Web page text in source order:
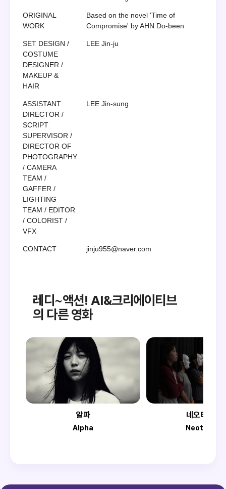
ORIGINAL
WORK
Based on the novel 'Time of
Compromise' by AHN Do-been
SET DESIGN /
COSTUME
DESIGNER /
MAKEUP &
HAIR
LEE Jin-ju
ASSISTANT
DIRECTOR /
SCRIPT
SUPERVISOR /
DIRECTOR OF
PHOTOGRAPHY
/ CAMERA
TEAM /
GAFFER /
LIGHTING
TEAM / EDITOR
/ COLORIST /
VFX
LEE Jin-sung
CONTACT jinju955@naver.com
레디~액션! AI&크리에이티브
의 다른 영화
알파
Alpha
네오테릭스
Neoterics